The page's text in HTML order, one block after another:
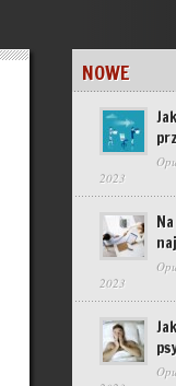
NOWE
2023
2023